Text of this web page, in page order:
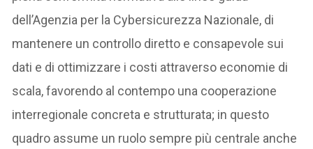
dell’Agenzia per la Cybersicurezza Nazionale, di
mantenere un controllo diretto e consapevole sui
dati e di ottimizzare i costi attraverso economie di
scala, favorendo al contempo una cooperazione
interregionale concreta e strutturata; in questo
quadro assume un ruolo sempre più centrale anche